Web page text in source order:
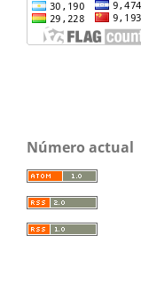
Número actual